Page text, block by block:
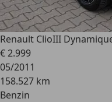
Renault ClioIII
€ 2.999
05/2011
158.527 km
Benzin